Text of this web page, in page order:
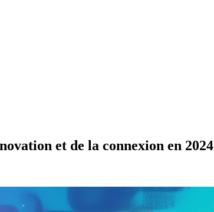
et de la connexion en 2024